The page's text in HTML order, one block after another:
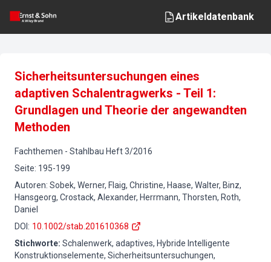
Artikeldatenbank
Sicherheitsuntersuchungen eines
adaptiven Schalentragwerks - Teil 1:
Grundlagen und Theorie der angewandten
Methoden
Fachthemen - Stahlbau Heft3/2016
Seite: 195-199
Autoren: Sobek, Werner, Flaig, Christine, Haase, Walter, Binz,
Hansgeorg, Crostack, Alexander, Herrmann, Thorsten, Roth,
Daniel
DOI : 10.1002/stab.201610368
Stichworte: Schalenwerk, adaptives, Hybride Intelligente
Konstruktionselemente, Sicherheitsuntersuchungen,